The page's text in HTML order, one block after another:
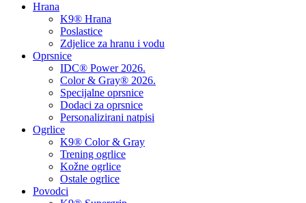
Hrana
K9® Hrana
Poslastice
Zdjelice za hranu i vodu
Oprsnice
IDC® Power 2026.
Color & Gray® 2026.
Specijalne oprsnice
Dodaci za oprsnice
Personalizirani natpisi
Ogrlice
K9® Color & Gray
Trening ogrlice
Kožne ogrlice
Ostale ogrlice
Povodci